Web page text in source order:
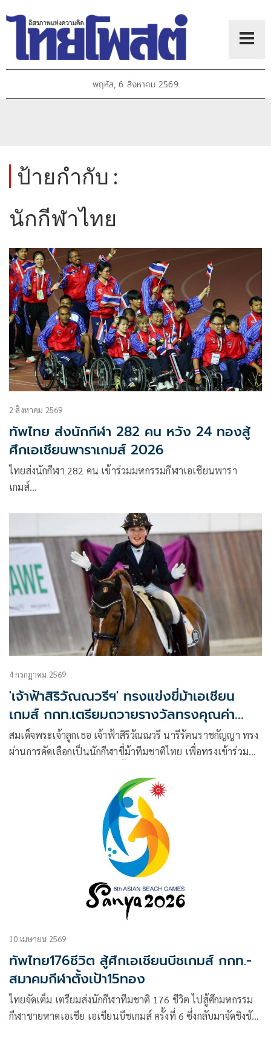
พฤหัส, 6 สิงหาคม 2569
ป้ายกำกับ :
นักกีฬาไทย
2 สิงหาคม 2569
ทัพไทย ส่งนักกีฬา 282 คน หวัง 24 ทองสู้
ศึกเอเชียนพาราเกมส์ 2026
ไทยส่งนักกีฬา 282 คน เข้าร่วมมหกรรมกีฬาเอเชียนพารา
เกมส์…
4 กรกฎาคม 2569
'เจ้าฟ้าสิริวัณณวรีฯ' ทรงแข่งขี่ม้าเอเชียน
เกมส์ กกท.เตรียมถวายรางวัลทรงคุณค่า
นักกีฬาไทย
สมเด็จพระเจ้าลูกเธอ เจ้าฟ้าสิริวัณณวรี นารีรัตนราชกัญญา ทรง
ผ่านการคัดเลือกเป็นนักกีฬาขี่ม้าทีมชาติไทย เพื่อทรงเข้าร่วม
นักกีฬาไทย ขณะเดียวกัน การกีฬาแห่งประเทศไทย (กกท.)
เตรียมถวายรางวัลเกียรติยศ ทรงคุณค่านักกีฬาทีมชาติไทย แด่
10 เมษายน 2569
ทัพไทย176ชีวิต สู้ศึกเอเชียนบีชเกมส์ กกท.-
สมาคมกีฬาตั้งเป้า15ทอง
ไทยจัดเต็ม เตรียมส่งนักกีฬาทีมชาติ 176 ชีวิต ไปสู้ศึกมหกรรม
กีฬาชายหาดเอเชีย เอเชียนบีชเกมส์ ครั้งที่ 6 ซึ่งกลับมาจัดชิงชัย